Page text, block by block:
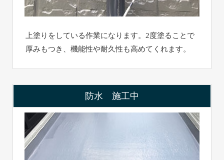
上塗りをしている作業になります。2度塗ることで
厚みもつき、機能性や耐久性も高めてくれます。
防水 施工中